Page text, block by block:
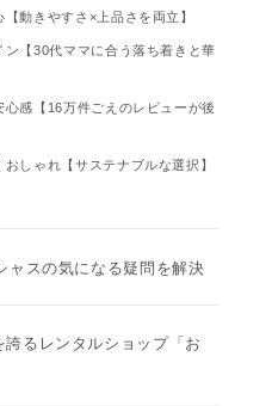
動きやすさ×上品さを両立】
【30代ママに合う落ち着きと華
感【16万件ごえのレビューが後
しゃれ【サステナブルな選択】
ャスの気になる疑問を解決
るレンタルショップ「お